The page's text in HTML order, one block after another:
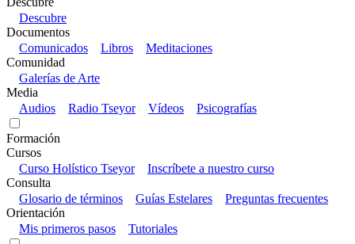
Descubre
Documentos
Comunicados
Libros
Meditaciones
Comunidad
Galerías de Arte
Media
Audios
Radio Tseyor Vídeos Psicografías
Formación
Cursos
Curso Holístico Tseyor
Inscríbete a nuestro curso
Consulta
Glosario de términos
Guías Estelares
Preguntas frecuentes
Orientación
Mis primeros pasos
Tutoriales